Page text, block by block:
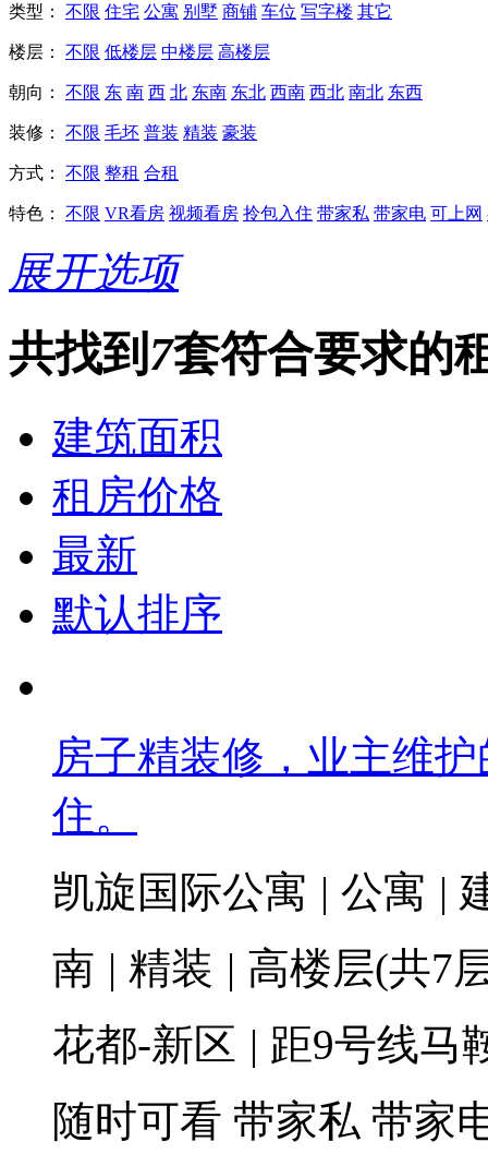
类型： 不限 住宅 公寓 别墅 商铺 车位 写字楼 其它
楼层： 不限 低楼层 中楼层 高楼层
朝向： 不限 东 南 西 北 东南 东北 西南 西北 南北 东西
装修： 不限 毛坯 普装 精装 豪装
方式： 不限 整租 合租
特色： 不限 VR看房 视频看房 拎包入住 带家私 带家电 可上网
展开选项
共找到 7套符合要求的
建筑面积
租房价格
最新
默认排序
房子精装修，业主维
住。
凯旋国际公寓 | 公寓 |
南 | 精装 | 高楼层(共7
花都-新区 | 距9号线马
随时可看 带家私 带家